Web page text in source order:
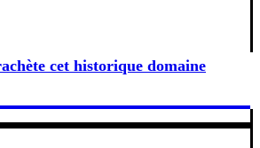
cet historique domaine